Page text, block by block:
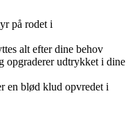
på rodet i
alt efter dine behov
opgraderer udtrykket i dine
en blød klud opvredet i